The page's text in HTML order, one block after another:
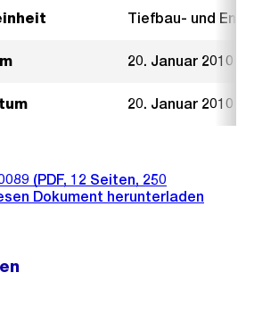
Tiefbau- und
20. Januar 2010
20. Januar 2010
(PDF, 12 Seiten, 250
Dokument herunterladen